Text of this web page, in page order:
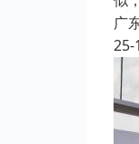
广
25-